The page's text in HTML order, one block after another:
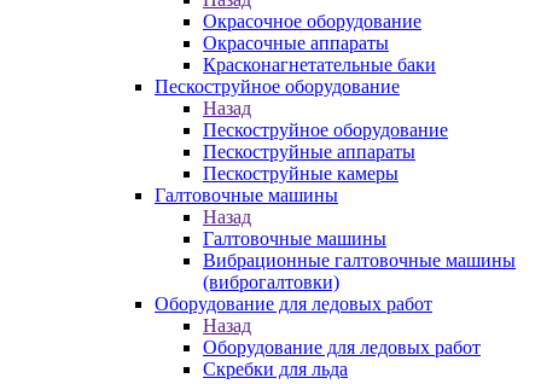
Окрасочное оборудование
Окрасочные аппараты
Красконагнетательные баки
Пескоструйное оборудование
Назад
Пескоструйное оборудование
Пескоструйные аппараты
Пескоструйные камеры
Галтовочные машины
Назад
Галтовочные машины
Вибрационные галтовочные машины
(виброгалтовки)
Оборудование для ледовых работ
Назад
Оборудование для ледовых работ
Скребки для льда